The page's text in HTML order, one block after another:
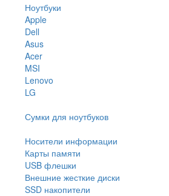
Ноутбуки
Apple
Dell
Asus
Acer
MSI
Lenovo
LG
Сумки для ноутбуков
Носители информации
Карты памяти
USB флешки
Внешние жесткие диски
SSD накопители